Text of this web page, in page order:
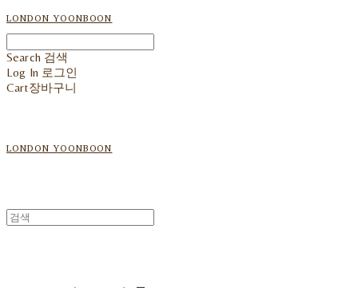
LONDON YOONBOON
Search 검색
Log In 로그인
Cart장바구니
LONDON YOONBOON